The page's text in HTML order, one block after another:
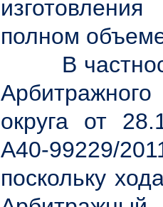
полном
В
округа от
А40-99229/
поскольку